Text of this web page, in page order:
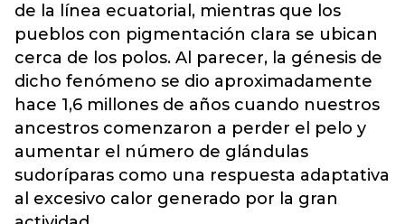
de la línea ecuatorial, mientras que los
pueblos con pigmentación clara se ubican
cerca de los polos. Al parecer, la génesis de
dicho fenómeno se dio aproximadamente
hace 1,6 millones de años cuando nuestros
ancestros comenzaron a perder el pelo y
aumentar el número de glándulas
sudoríparas como una respuesta adaptativa
al excesivo calor generado por la gran